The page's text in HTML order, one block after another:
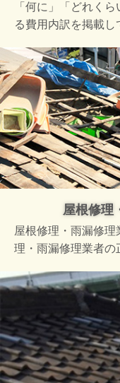
「何に」「どれく
る費用内訳を掲載し
屋根修理
屋根修理・雨漏修
理・雨漏修理業者の